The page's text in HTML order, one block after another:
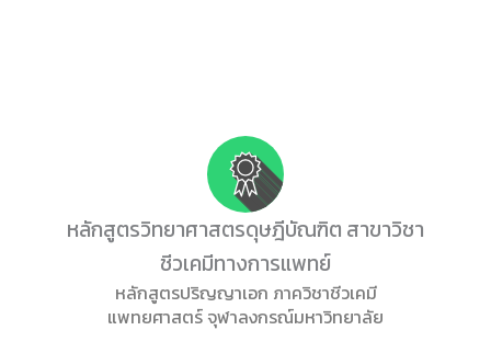
หลักสูตรวิทยาศาสตรดุษฎีบัณฑิต สาขาวิชา
ชีวเคมีทางการแพทย์
หลักสูตรปริญญาเอก ภาควิชาชีวเคมี
แพทยศาสตร์ จุฬาลงกรณ์มหาวิทยาลัย